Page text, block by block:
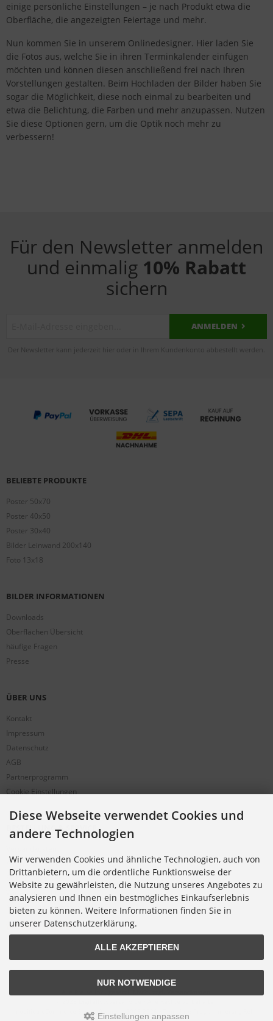
einige persönliche Einstellungen – je nach Produkt etwa die
Oberfläche, die angezeigten Feiertage und mehr.
Nun kommen Sie in unserem Onlinedesigner. Hier laden Sie
die Fotos aus, welche Sie in ihren Terminkalender einfügen
möchten und können diesen anschließend frei nach Ihren
Vorstellungen gestalten. Beim Hochladen der Bilder haben Sie
sogar die Möglichkeit, diese noch einmal zu bearbeiten und
etwa die Belichtung, die Farben und mehr anzupassen. Nutzen
Sie diese Optionen gern, um die Optik noch mehr zu
verbessern!
Für den Newsletter anmelden
und einmalig 10% Rabatt
sichern
ANMELDEN
Der Newsletter kann jederzeit hier oder in Ihrem Kundenkonto abbestellt werden.
BELIEBTE PRODUKTE
Poster 50x70
Poster 40x50
Poster 30x40
Bilder Leinwand 200x140
Foto 13x18
BILDER INFORMATIONEN
Downloads
Oberflächen Übersicht
häufige Fragen
Presse
ÜBER UNS
Kontakt
Impressum
Datenschutz
AGB
Partnerprogramm
Cookie Einstellungen
BESTELLUNG & SERVICE
Alternative Bestellwege
Sicher Einkaufen
Widerrufsrecht
Muster-Widerrufsformular
Widerruf erklären
modified eCommerce Shopsoftware © 2009-2026 • Template-Programmierung Rehm
Diese Webseite verwendet Cookies und
andere Technologien
Wir verwenden Cookies und ähnliche Technologien, auch von
Drittanbietern, um die ordentliche Funktionsweise der
Website zu gewährleisten, die Nutzung unseres Angebotes zu
analysieren und Ihnen ein bestmögliches Einkaufserlebnis
bieten zu können. Weitere Informationen finden Sie in
unserer Datenschutzerklärung.
ALLE AKZEPTIEREN
NUR NOTWENDIGE
Einstellungen anpassen